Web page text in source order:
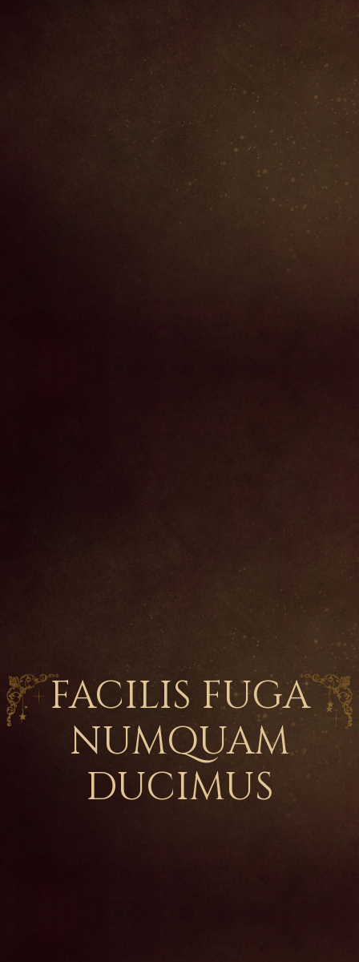
FACILIS FUGA
NUMQUAM
DUCIMUS